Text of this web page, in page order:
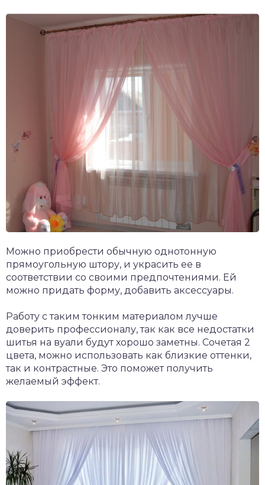
Можно приобрести обычную однотонную
прямоугольную штору, и украсить ее в
соответствии со своими предпочтениями. Ей
можно придать форму, добавить аксессуары.
Работу с таким тонким материалом лучше
доверить профессионалу, так как все недостатки
шитья на вуали будут хорошо заметны. Сочетая 2
цвета, можно использовать как близкие оттенки,
так и контрастные. Это поможет получить
желаемый эффект.